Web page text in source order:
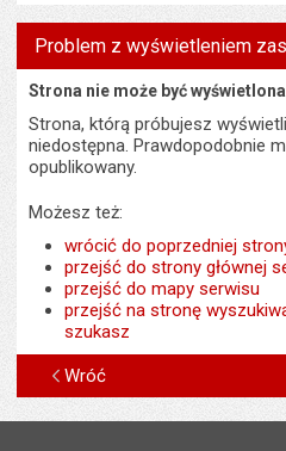
Problem z wyświetleniem
Strona nie może być wyświetlona
Strona, którą próbujesz
niedostępna. Prawdopodobnie
opublikowany.
Możesz też:
wrócić do poprzedniej
przejść do strony głównej
przejść do mapy serwisu
przejść na stronę
szukasz
Wróć